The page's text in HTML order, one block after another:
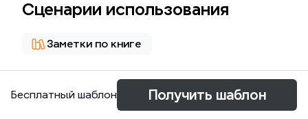
Сценарии использования
Заметки по книге
О шаблоне
Бесплатный шаблон Получить шаблон